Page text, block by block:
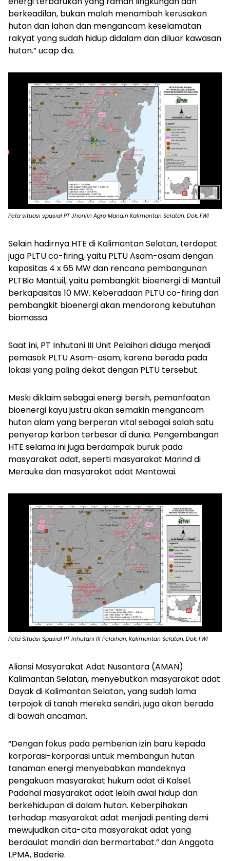
berkeadilan, bukan malah menambah kerusakan
hutan dan lahan dan mengancam keselamatan
rakyat yang sudah hidup didalam dan diluar kawasan
hutan.” ucap dia.
Peta situasi spasial PT Jhonlin Agro Mandiri Kalimantan Selatan. Dok: FWI
Selain hadirnya HTE di Kalimantan Selatan, terdapat
juga PLTU co-firing, yaitu PLTU Asam-asam dengan
kapasitas 4 x 65 MW dan rencana pembangunan
PLTBio Mantuil, yaitu pembangkit bioenergi di Mantuil
berkapasitas 10 MW. Keberadaan PLTU co-firing dan
pembangkit bioenergi akan mendorong kebutuhan
biomassa.
Saat ini, PT Inhutani III Unit Pelaihari diduga menjadi
pemasok PLTU Asam-asam, karena berada pada
lokasi yang paling dekat dengan PLTU tersebut.
Meski diklaim sebagai energi bersih, pemanfaatan
bioenergi kayu justru akan semakin mengancam
hutan alam yang berperan vital sebagai salah satu
penyerap karbon terbesar di dunia. Pengembangan
HTE selama ini juga berdampak buruk pada
masyarakat adat, seperti masyarakat Marind di
Merauke dan masyarakat adat Mentawai.
Peta Situasi Spasial PT Inhutani III Pelaihari, Kalimantan Selatan. Dok: FWI
Aliansi Masyarakat Adat Nusantara (AMAN)
Kalimantan Selatan, menyebutkan masyarakat adat
Dayak di Kalimantan Selatan, yang sudah lama
terpojok di tanah mereka sendiri, juga akan berada
di bawah ancaman.
“Dengan fokus pada pemberian izin baru kepada
korporasi-korporasi untuk membangun hutan
tanaman energi menyebabkan mandeknya
pengakuan masyarakat hukum adat di Kalsel.
Padahal masyarakat adat lebih awal hidup dan
berkehidupan di dalam hutan. Keberpihakan
terhadap masyarakat adat menjadi penting demi
mewujudkan cita-cita masyarakat adat yang
berdaulat mandiri dan bermartabat.” dan Anggota
LPMA, Baderie.